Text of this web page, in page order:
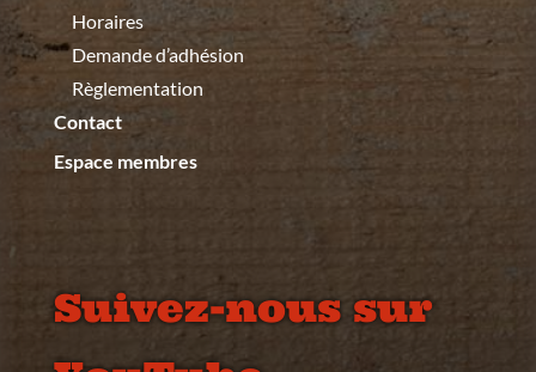
Horaires
Demande d’adhésion
Règlementation
Contact
Espace membres
Suivez-nous sur